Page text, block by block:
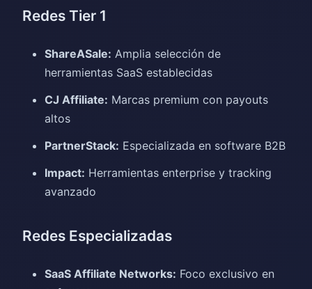
Redes Tier 1
ShareASale: Amplia selección de
herramientas SaaS establecidas
CJ Affiliate: Marcas premium con payouts
altos
PartnerStack: Especializada en software B2B
Impact: Herramientas enterprise y tracking
avanzado
Redes Especializadas
SaaS Affiliate Networks: Foco exclusivo en